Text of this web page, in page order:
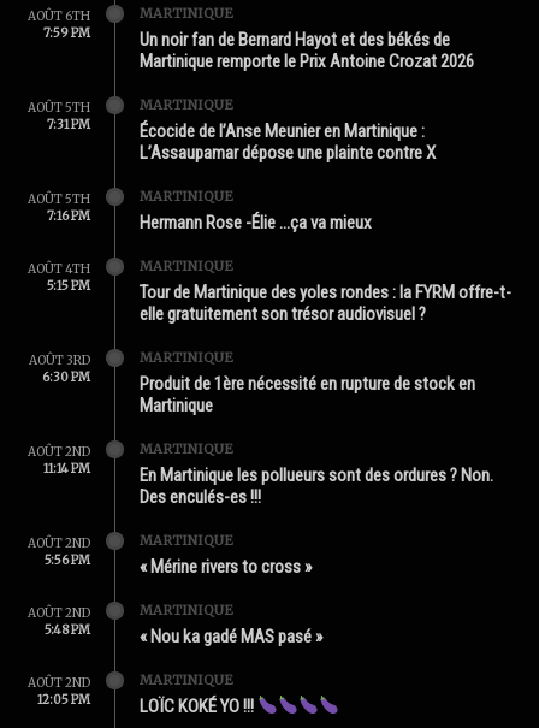
AOÛT 6TH
7:59 PM
MARTINIQUE
Un noir fan de Bernard Hayot et des békés de
Martinique remporte le Prix Antoine Crozat 2026
AOÛT 5TH
7:31 PM
MARTINIQUE
Écocide de l’Anse Meunier en Martinique :
L’Assaupamar dépose une plainte contre X
AOÛT 5TH
7:16 PM
MARTINIQUE
Hermann Rose -Élie …ça va mieux
AOÛT 4TH
5:15 PM
MARTINIQUE
Tour de Martinique des yoles rondes : la FYRM offre-t-
elle gratuitement son trésor audiovisuel ?
AOÛT 3RD
6:30 PM
MARTINIQUE
Produit de 1ère nécessité en rupture de stock en
Martinique
AOÛT 2ND
11:14 PM
MARTINIQUE
En Martinique les pollueurs sont des ordures ? Non.
Des enculés-es !!!
AOÛT 2ND
5:56 PM
MARTINIQUE
« Mérine rivers to cross »
AOÛT 2ND
5:48 PM
MARTINIQUE
« Nou ka gadé MAS pasé »
AOÛT 2ND
12:05 PM
MARTINIQUE
LOÏC KOKÉ YO !!!